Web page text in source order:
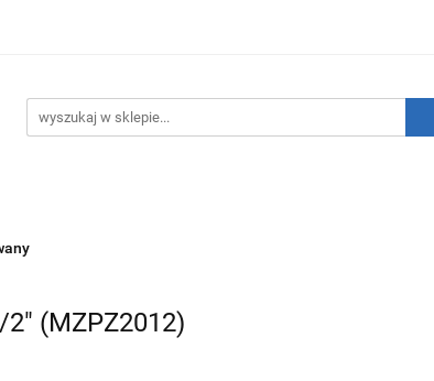
O nas
2" (MZPZ2012)